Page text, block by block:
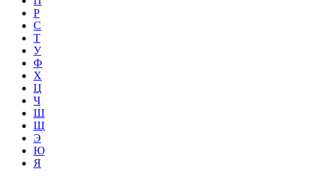
Р
С
Т
У
Ф
Х
Ц
Ч
Ш
Щ
Э
Ю
Я